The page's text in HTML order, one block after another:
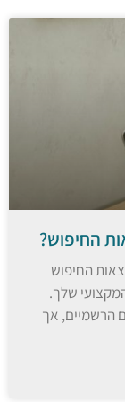
החיפוש?
החיפוש
שלך.
הרשמיים, אך